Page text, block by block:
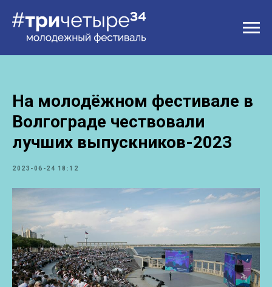
На молодёжном фестивале в
Волгограде чествовали
лучших выпускников-2023
2023-06-24 18:12